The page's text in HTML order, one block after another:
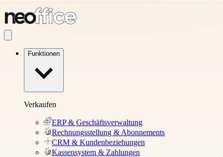
Funktionen
Verkaufen
ERP & Geschäftsverwaltung
Rechnungsstellung & Abonnements
CRM & Kundenbeziehungen
Kassensystem & Zahlungen